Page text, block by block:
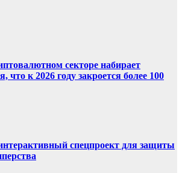
секторе набирает
что к 2026 году закроется более 100
спецпроект для защиты